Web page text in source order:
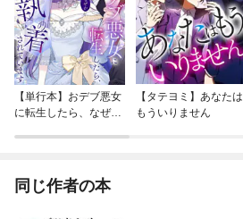
【単行本】おデブ悪女
に転生したら、なぜか
【タテヨミ】あなたは
もういりません
同じ作者の本